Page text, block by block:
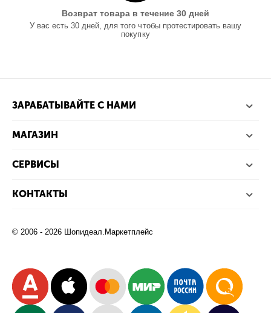
Возврат товара в течение 30 дней
У вас есть 30 дней, для того чтобы протестировать вашу
покупку
ЗАРАБАТЫВАЙТЕ С НАМИ
МАГАЗИН
СЕРВИСЫ
КОНТАКТЫ
© 2006 - 2026 Шопидеал.Маркетплейс